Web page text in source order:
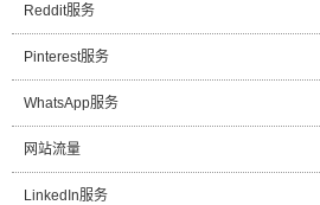
Reddit服务
Pinterest服务
WhatsApp服务
网站流量
LinkedIn服务